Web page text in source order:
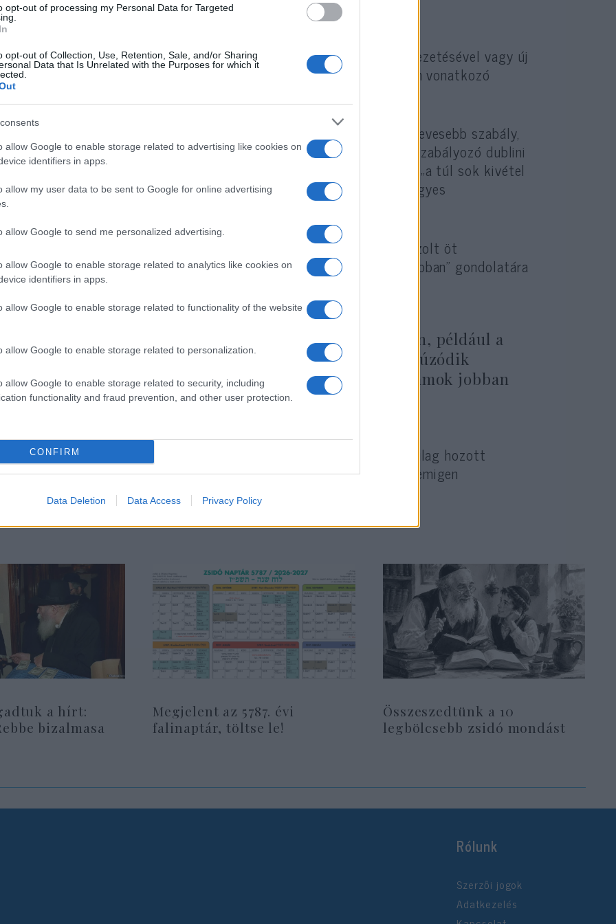
opt-out of processing my Personal Data for Targeted
opt-out of Collection, Use, Retention, Sale, and/or Sharing
Data that Is Unrelated with the Purposes for which it
allow Google to enable storage related to advertising like cookies on
identifiers in apps.
allow my user data to be sent to Google for online advertising
allow Google to send me personalized advertising.
allow Google to enable storage related to analytics like cookies on
identifiers in apps.
allow Google to enable storage related to functionality of the website
allow Google to enable storage related to personalization.
allow Google to enable storage related to security, including
functionality and fraud prevention, and other user protection.
CONFIRM
Data Deletion Data Access Privacy Policy
a helyzetben nem „utópikusnak tűnő” EU-s szintű minimálbér bevezetésével vagy új
kiépítésével kell foglalkozni – utasította el Emmanuel Macron vonatkozó
működését tekintve azt az elvet érdemes követni, hogy „legyen kevesebb szabály,
tartsuk is be”. A költségvetési politikában, a menekültügyet szabályozó dublini
összefüggésben, vagy éppen a jogállamiságot illetően „a túl sok kivétel
csupán hitelességünket veszélyezteti, hanem együttműködésünk egyes
is” – fejtette ki Sebastian Kurz.
az EU lehetséges jövőjéről az Európai Bizottság által felvázolt öt
közül azt kellene követni, amely a „kevesebbet hatékonyabban” gondolatára
vagyis
olyan EU-ra van szükség, amely „erős a nagy kérdésekben, például a
határok védelmében és a külpolitikában, és visszahúzódik
a kérdésekben, amelyeket a régiók vagy a tagállamok jobban
tudnak rendezni”.
kapcsolatban aláhúzta, hogy szakítani kell az egyhangúlag hozott
rendszerével, mert az érdekek különbözősége miatt gyakran nemigen
valamennyi tagállam teljes egyetértése.
a hírt:
bizalmasa
Megjelent az 5787. évi
falinaptár, töltse le!
Összeszedtünk a 10
legbölcsebb zsidó mondást
Rólunk
Szerzői jogok
Adatkezelés